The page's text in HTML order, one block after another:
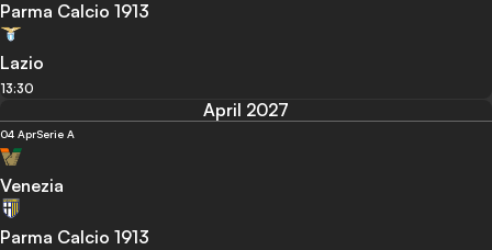
Parma Calcio 1913
Lazio
13:30
April 2027
04 AprSerie A
Venezia
Parma Calcio 1913